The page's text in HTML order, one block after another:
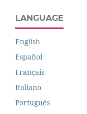
LANGUAGE
English
Español
Français
Italiano
Português